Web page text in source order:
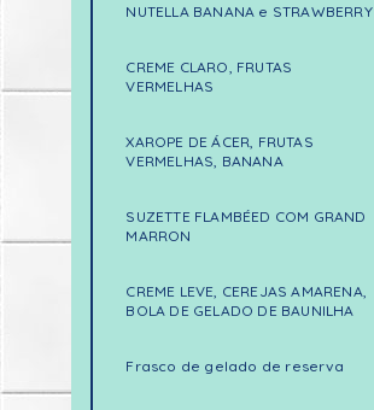
NUTELLA BANANA e STRAWBERRY
CREME CLARO, FRUTAS
VERMELHAS
XAROPE DE ÁCER, FRUTAS
VERMELHAS, BANANA
SUZETTE FLAMBÉED COM GRAND
MARRON
CREME LEVE, CEREJAS AMARENA,
BOLA DE GELADO DE BAUNILHA
Frasco de gelado de reserva